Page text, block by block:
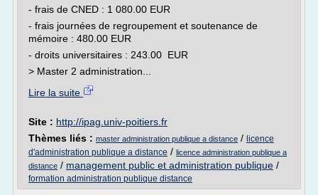
- frais de CNED : 1 080.00 EUR
- frais journées de regroupement et soutenance de
mémoire : 480.00 EUR
- droits universitaires : 243.00 EUR
> Master 2 administration...
Lire la suite
Site : http://ipag.univ-poitiers.fr
Thèmes liés : master administration publique a distance / licence
d'administration publique a distance / licence administration publique a
distance / management public et administration publique /
formation administration publique distance